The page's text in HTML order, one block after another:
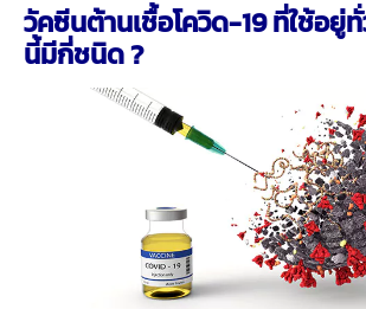
วัคซีนต้านเชื้อโควิด-19 ที่ใช้อยู่ทั่
นี้มีกี่ชนิด ?